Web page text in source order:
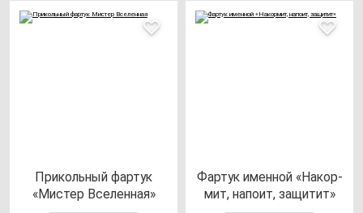
При­коль­ный фар­тук
«Мис­тер Все­лен­ная»
Фар­тук имен­ной «Накор­
мит, на­по­ит, за­щи­тит»